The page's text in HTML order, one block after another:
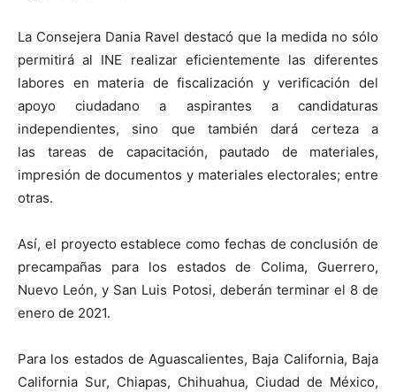
La Consejera Dania Ravel destacó que la medida no sólo
permitirá al INE realizar eficientemente las diferentes
labores en materia de fiscalización y verificación del
apoyo ciudadano a aspirantes a candidaturas
independientes, sino que también dará certeza a
las tareas de capacitación, pautado de materiales,
impresión de documentos y materiales electorales; entre
otras.
Así, el proyecto establece como fechas de conclusión de
precampañas para los estados de Colima, Guerrero,
Nuevo León, y San Luis Potosi, deberán terminar el 8 de
enero de 2021.
Para los estados de Aguascalientes, Baja California, Baja
California Sur, Chiapas, Chihuahua, Ciudad de México,